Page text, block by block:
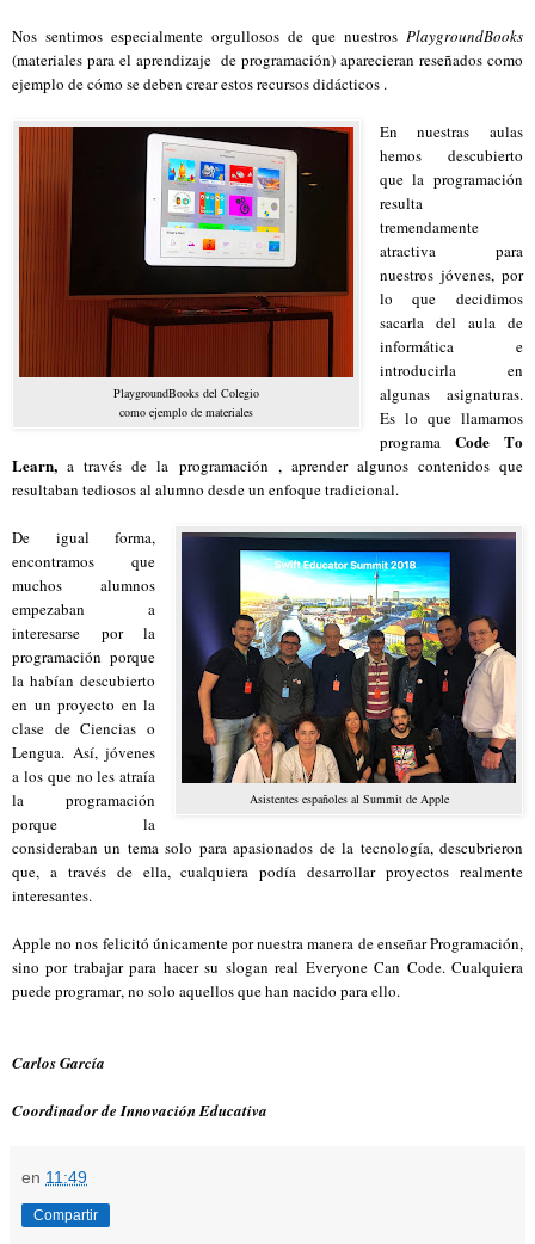
Nos sentimos especialmente orgullosos de que nuestros PlaygroundBooks
(materiales para el aprendizaje de programación) aparecieran reseñados como
ejemplo de cómo se deben crear estos recursos didácticos .
PlaygroundBooks del Colegio
como ejemplo de materiales
En nuestras aulas
hemos descubierto
que la programación
resulta
tremendamente
atractiva para
nuestros jóvenes, por
lo que decidimos
sacarla del aula de
informática e
introducirla en
algunas asignaturas.
Es lo que llamamos
programa Code To
Learn,a través de la programación , aprender algunos contenidos que
resultaban tediosos al alumno desde un enfoque tradicional.
Asistentes españoles al Summit de Apple
De igual forma,
encontramos que
muchos alumnos
empezaban a
interesarse por la
programación porque
la habían descubierto
en un proyecto en la
clase de Ciencias o
Lengua. Así, jóvenes
a los que no les atraía
la programación
porque la
consideraban un tema solo para apasionados de la tecnología, descubrieron
que, a través de ella, cualquiera podía desarrollar proyectos realmente
interesantes.
Apple no nos felicitó únicamente por nuestra manera de enseñar Programación,
sino por trabajar para hacer su slogan real Everyone Can Code. Cualquiera
puede programar, no solo aquellos que han nacido para ello.
Carlos García
Coordinador de Innovación Educativa
en 11:49
Compartir